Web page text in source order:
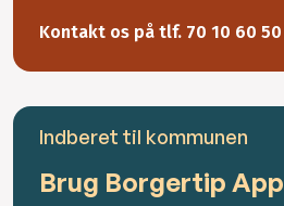
Kontakt os på tlf. 70 10 60 50
Indberet til kommunen
Brug Borgertip App